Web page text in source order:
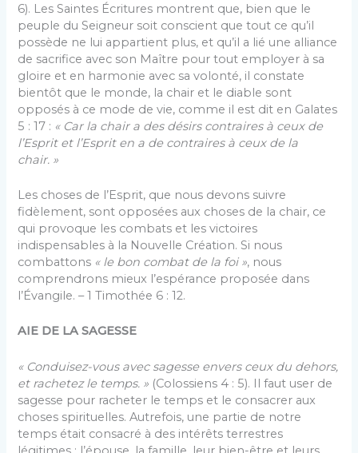
6). Les Saintes Écritures montrent que, bien que le
peuple du Seigneur soit conscient que tout ce qu’il
possède ne lui appartient plus, et qu’il a lié une alliance
de sacrifice avec son Maître pour tout employer à sa
gloire et en harmonie avec sa volonté, il constate
bientôt que le monde, la chair et le diable sont
opposés à ce mode de vie, comme il est dit en Galates
5 : 17 : « Car la chair a des désirs contraires à ceux de
l’Esprit et l’Esprit en a de contraires à ceux de la
chair. »
Les choses de l’Esprit, que nous devons suivre
fidèlement, sont opposées aux choses de la chair, ce
qui provoque les combats et les victoires
indispensables à la Nouvelle Création. Si nous
combattons « le bon combat de la foi », nous
comprendrons mieux l’espérance proposée dans
l’Évangile. – 1 Timothée 6 : 12.
AIE DE LA SAGESSE
« Conduisez-vous avec sagesse envers ceux du dehors,
et rachetez le temps. » (Colossiens 4 : 5). Il faut user de
sagesse pour racheter le temps et le consacrer aux
choses spirituelles. Autrefois, une partie de notre
temps était consacré à des intérêts terrestres